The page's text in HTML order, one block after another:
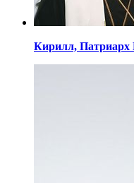
Кирилл, Патриарх